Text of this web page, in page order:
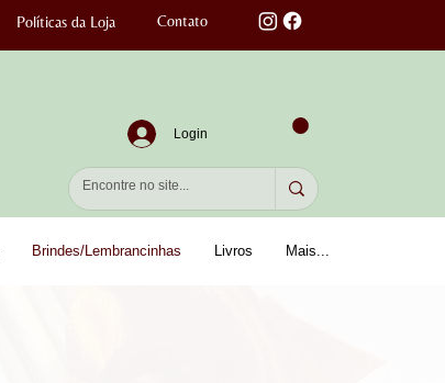
Políticas da Loja Contato
Login
Brindes/Lembrancinhas Livros Mais...